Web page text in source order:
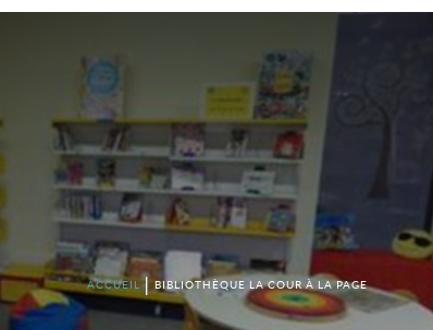
ACCUEIL BIBLIOTHÈQUE LA COUR À LA PAGE